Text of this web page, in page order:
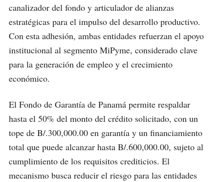
canalizador del fondo y articulador de alianzas
estratégicas para el impulso del desarrollo productivo.
Con esta adhesión, ambas entidades refuerzan el apoyo
institucional al segmento MiPyme, considerado clave
para la generación de empleo y el crecimiento
económico.
El Fondo de Garantía de Panamá permite respaldar
hasta el 50% del monto del crédito solicitado, con un
tope de B/.300,000.00 en garantía y un financiamiento
total que puede alcanzar hasta B/.600,000.00, sujeto al
cumplimiento de los requisitos crediticios. El
mecanismo busca reducir el riesgo para las entidades